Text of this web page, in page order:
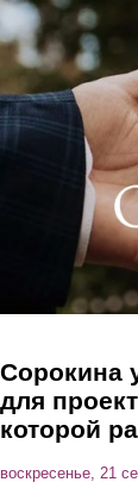
Перейти к
Сорокина
для
которой
воскресенье, 21